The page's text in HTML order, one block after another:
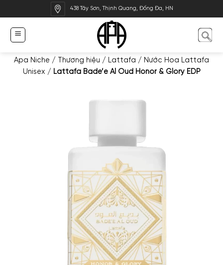
qua
dung
438 Tây Sơn, Thịnh Quang, Đống Đa, HN
Apa Niche / Thương hiệu / Lattafa / Nước Hoa Lattafa
Unisex / Lattafa Bade’e Al Oud Honor & Glory EDP